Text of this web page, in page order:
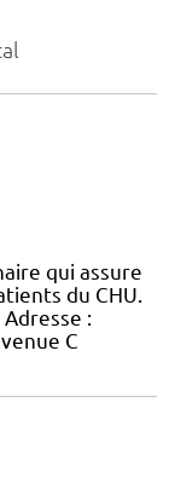
qui assure
du CHU.
:
C